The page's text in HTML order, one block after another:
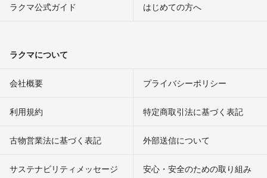
ラクマ公式ガイド はじめての方へ
ラクマについて
会社概要 プライバシーポリシー
利用規約 特定商取引法に基づく表記
古物営業法に基づく表記 外部送信について
サステナビリティメッセージ 安心・安全のための取り組み